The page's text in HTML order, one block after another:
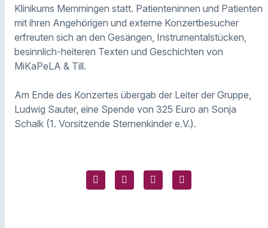
Klinikums Memmingen statt. Patienteninnen und Patienten
mit ihren Angehörigen und externe Konzertbesucher
erfreuten sich an den Gesängen, Instrumentalstücken,
besinnlich-heiteren Texten und Geschichten von
MiKaPeLA & Till.
Am Ende des Konzertes übergab der Leiter der Gruppe,
Ludwig Sauter, eine Spende von 325 Euro an Sonja
Schalk (1. Vorsitzende Sternenkinder e.V.).